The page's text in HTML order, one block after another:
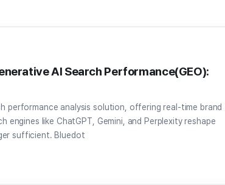
AI Search Performance(GEO):
performance analysis solution, offering real-time brand
like ChatGPT, Gemini, and Perplexity reshape
sufficient. Bluedot